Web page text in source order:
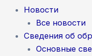
Новости
Все новости
Сведения об
Основные